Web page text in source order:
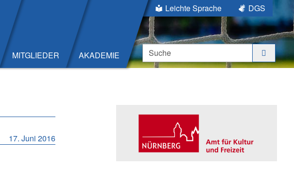
MITGLIEDER AKADEMIE
Leichte Sprache
DGS
Suche
17. Juni 2016